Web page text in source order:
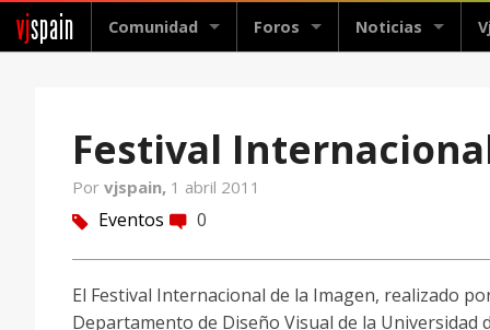
vjspain Comunidad Foros Noticias
Festival
Por vjspain, 1 abril 2011
tag Eventos comment 0
El Festival Internacional de la Imagen, realizado
Departamento de Diseño Visual de la Universidad